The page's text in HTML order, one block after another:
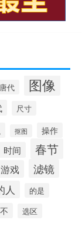
唐代 图像
尺寸
抠图
操作
时间 春节
游戏 滤镜
人 的是
选区